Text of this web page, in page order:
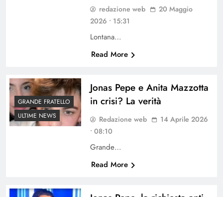
redazione web
20 Maggio
2026 • 15:31
Lontana…
Read More
GRANDE FRATELLO
ULTIME NEWS
Jonas Pepe e Anita Mazzotta
in crisi? La verità
Redazione web
14 Aprile 2026
• 08:10
Grande…
Read More